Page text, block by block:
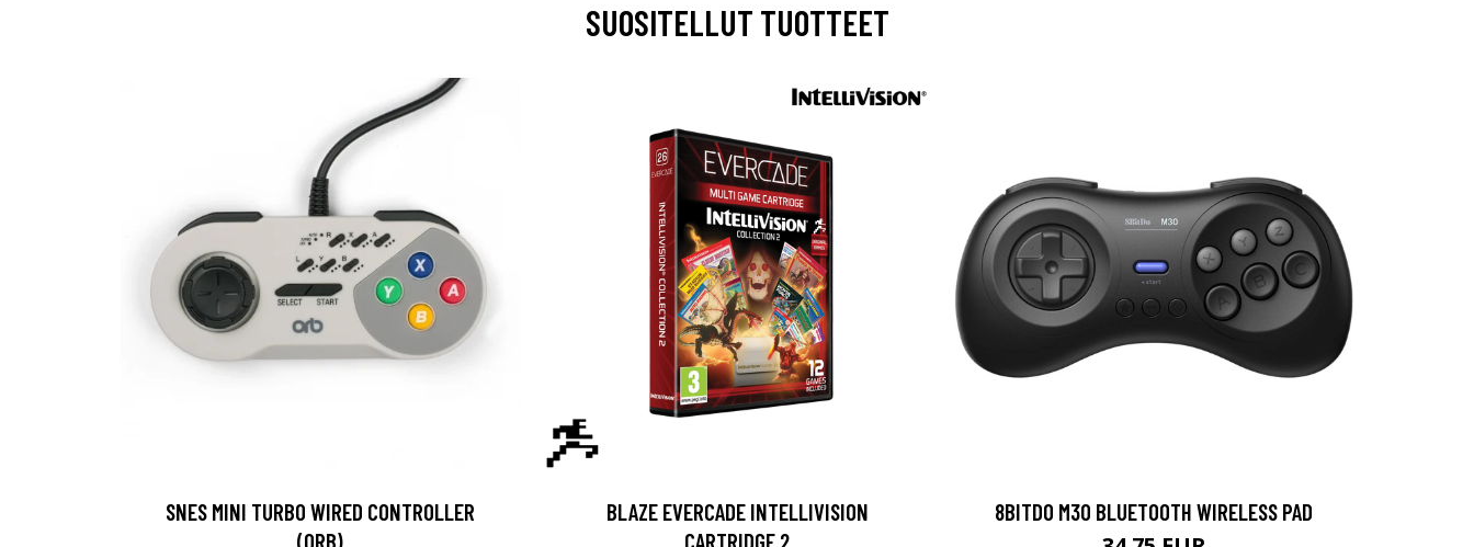
SUOSITELLUT TUOTTEET
SNES MINI TURBO WIRED CONTROLLER
(ORB)
BLAZE EVERCADE INTELLIVISION
CARTRIDGE 2
8BITDO M30 BLUETOOTH WIRELESS PAD